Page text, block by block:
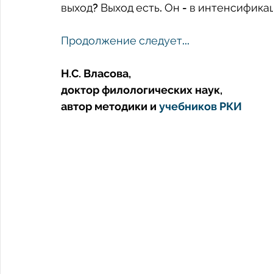
выход? Выход есть. Он - в
Продолжение следует...
Н.С. Власова,
доктор филологических наук,
автор методики и учебников РКИ